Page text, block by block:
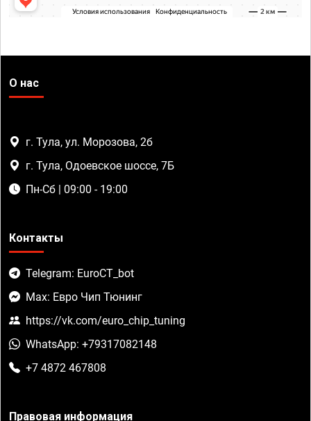
О нас
г. Тула, ул. Морозова, 2б
г. Тула, Одоевское шоссе, 7Б
Пн-Сб | 09:00 - 19:00
Контакты
Telegram: EuroCT_bot
Max: Евро Чип Тюнинг
https://vk.com/euro_chip_tuning
WhatsApp: +79317082148
+7 4872 467808
Правовая информация